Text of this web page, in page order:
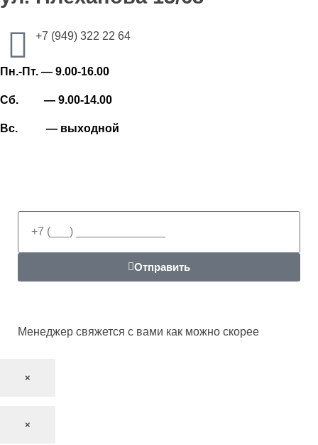
+7 (949) 322 22 64
Пн.-Пт. — 9.00-16.00
Сб. — 9.00-14.00
Вс. — выходной
Отправить
Менеджер свяжется с вами как можно скорее
×
×